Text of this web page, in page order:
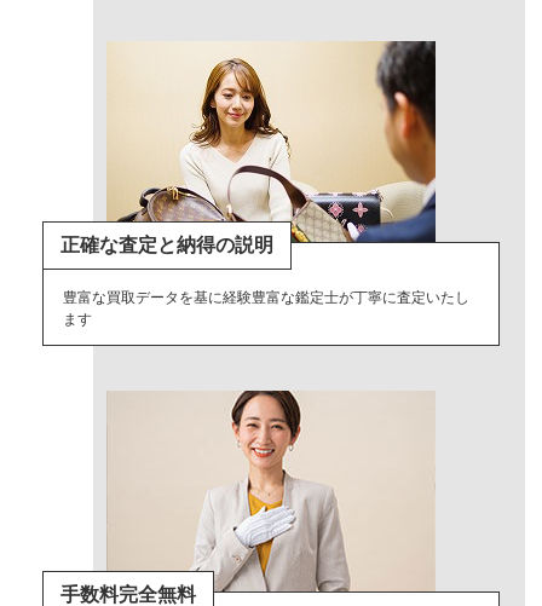
正確な査定と納得の説明
豊富な買取データを基に経験豊富な鑑定士が丁寧に査定いたし
ます
手数料完全無料